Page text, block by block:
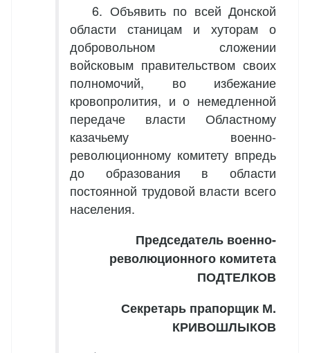
6. Объявить по всей Донской
области станицам и хуторам о
добровольном сложении
войсковым правительством своих
полномочий, во избежание
кровопролития, и о немедленной
передаче власти Областному
казачьему военно-
революционному комитету впредь
до образования в области
постоянной трудовой власти всего
населения.
Председатель военно-
революционного комитета
ПОДТЕЛКОВ
Секретарь прапорщик М.
КРИВОШЛЫКОВ